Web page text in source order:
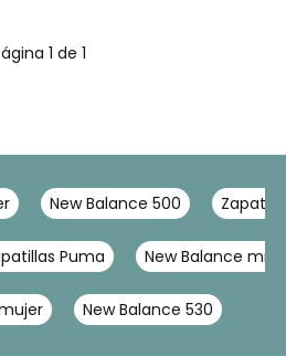
1 de 1
New Balance 500
Puma New Balance
New Balance 530